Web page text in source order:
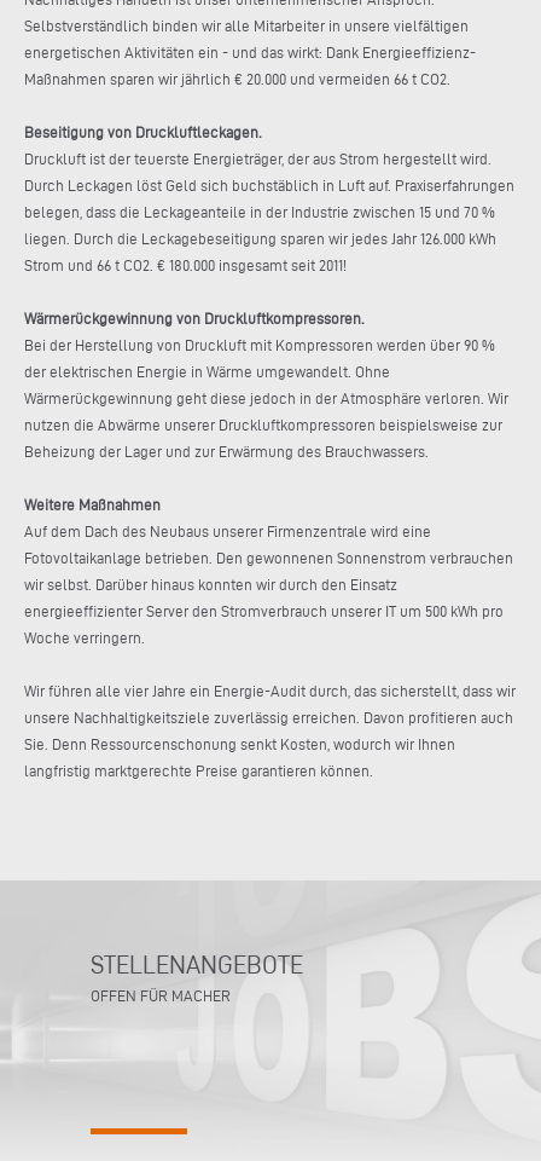
Selbstverständlich binden wir alle Mitarbeiter in unsere vielfältigen
energetischen Aktivitäten ein - und das wirkt: Dank Energieeffizienz-
Maßnahmen sparen wir jährlich € 20.000 und vermeiden 66 t CO2.
Beseitigung von Druckluftleckagen.
Druckluft ist der teuerste Energieträger, der aus Strom hergestellt wird.
Durch Leckagen löst Geld sich buchstäblich in Luft auf. Praxiserfahrungen
belegen, dass die Leckageanteile in der Industrie zwischen 15 und 70 %
liegen. Durch die Leckagebeseitigung sparen wir jedes Jahr 126.000 kWh
Strom und 66 t CO2. € 180.000 insgesamt seit 2011!
Wärmerückgewinnung von Druckluftkompressoren.
Bei der Herstellung von Druckluft mit Kompressoren werden über 90 %
der elektrischen Energie in Wärme umgewandelt. Ohne
Wärmerückgewinnung geht diese jedoch in der Atmosphäre verloren. Wir
nutzen die Abwärme unserer Druckluftkompressoren beispielsweise zur
Beheizung der Lager und zur Erwärmung des Brauchwassers.
Weitere Maßnahmen
Auf dem Dach des Neubaus unserer Firmenzentrale wird eine
Fotovoltaikanlage betrieben. Den gewonnenen Sonnenstrom verbrauchen
wir selbst. Darüber hinaus konnten wir durch den Einsatz
energieeffizienter Server den Stromverbrauch unserer IT um 500 kWh pro
Woche verringern.
Wir führen alle vier Jahre ein Energie-Audit durch, das sicherstellt, dass wir
unsere Nachhaltigkeitsziele zuverlässig erreichen. Davon profitieren auch
Sie. Denn Ressourcenschonung senkt Kosten, wodurch wir Ihnen
langfristig marktgerechte Preise garantieren können.
STELLENANGEBOTE
OFFEN FÜR MACHER